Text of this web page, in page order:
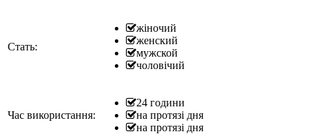
Стать:
жіночий
женский
мужской
чоловічий
Час використання:
24 години
на протязі дня
на протязі дня